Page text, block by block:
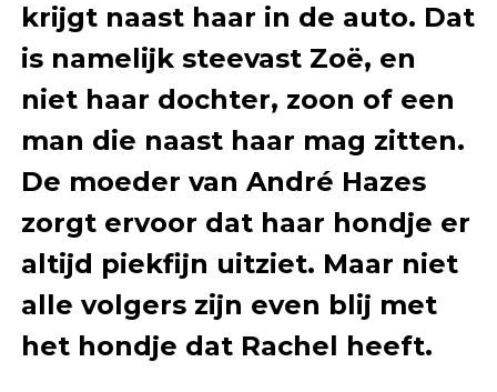
krijgt naast haar in de auto. Dat
is namelijk steevast Zoë, en
niet haar dochter, zoon of een
man die naast haar mag zitten.
De moeder van André Hazes
zorgt ervoor dat haar hondje er
altijd piekfijn uitziet. Maar niet
alle volgers zijn even blij met
het hondje dat Rachel heeft.